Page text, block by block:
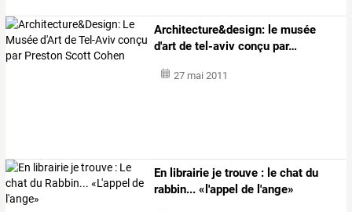
Architecture&design: le musée
d'art de tel-aviv conçu par…
27 mai 2011
En librairie je trouve : le chat du
rabbin... «l'appel de l'ange»